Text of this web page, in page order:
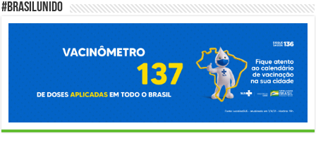
#BrasilUnido